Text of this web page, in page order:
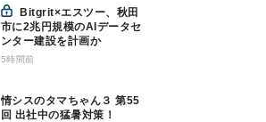
市に2兆円規模のAIデータセ
ンター建設を計画か
5時間前
情シスのタマちゃん３ 第55
回 出社中の猛暑対策！